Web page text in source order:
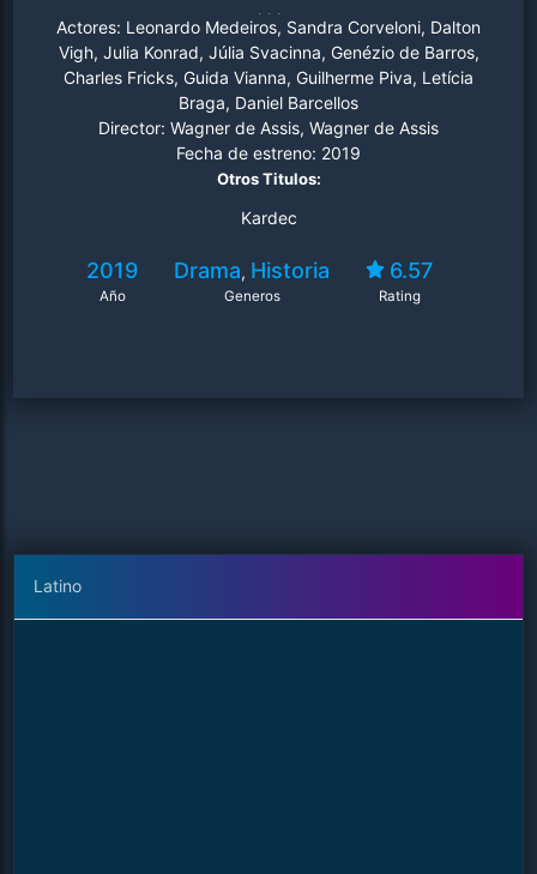
espiritista.
Actores: Leonardo Medeiros, Sandra Corveloni, Dalton
Vigh, Julia Konrad, Júlia Svacinna, Genézio de Barros,
Charles Fricks, Guida Vianna, Guilherme Piva, Letícia
Braga, Daniel Barcellos
Director: Wagner de Assis, Wagner de Assis
Fecha de estreno: 2019
Otros Titulos:
Kardec
2019
Año
Drama, Historia
Generos
6.57
Rating
Latino